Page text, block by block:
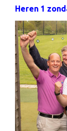
Heren 1